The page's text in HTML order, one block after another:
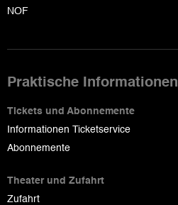
NOF
Praktische Informationen
Tickets und Abonnemente
Informationen Ticketservice
Abonnemente
Theater und Zufahrt
Zufahrt